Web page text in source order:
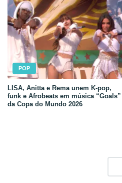
POP
LISA, Anitta e Rema unem K-pop,
funk e Afrobeats em música “Goals”
da Copa do Mundo 2026